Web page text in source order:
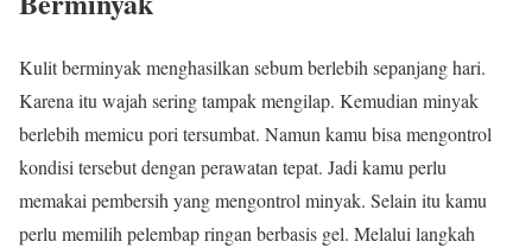
Kulit berminyak menghasilkan sebum berlebih sepanjang hari.
Karena itu wajah sering tampak mengilap. Kemudian minyak
berlebih memicu pori tersumbat. Namun kamu bisa mengontrol
kondisi tersebut dengan perawatan tepat. Jadi kamu perlu
memakai pembersih yang mengontrol minyak. Selain itu kamu
perlu memilih pelembap ringan berbasis gel. Melalui langkah